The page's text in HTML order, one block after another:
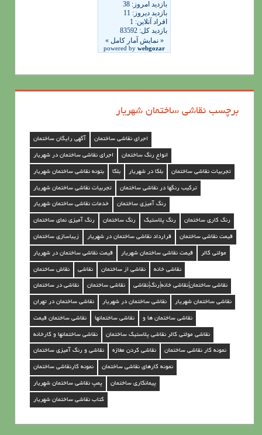
ش
ی
س
ن
د
ر
برچسب نقاشی ساختمان شهریار
آگهی رایگان ساختمان اجرای نقاشی ساختمان
اجرای نقاشی ساختمان در شهریار انواع رنگ ساختمان
بتونه نقاشی ساختمان شهریار بلکا بلکا در شهریار تجربیات نقاشی ساختمان
تجربیات نقاشی ساختمان شهریار ترکیب رنگها در نقاشی ساختمان
خدمات نقاشی ساختمان شهریار رنگ آمیزی ساختمان
رنگ آمیزی نمای ساختمان رنگ ساختمان رنگ پلاستیک رنگ کاری ساختمان
زیباسازی ساختمان قرارداد نقاشی ساختمان در شهریار قیمت نقاشی ساختمان
قیمت نقاشی ساختمان در شهریار قیمت نقاشی ساختمان شهریار مولتی کالر
نقاش ساختمان نقاشی نقاشی از ساختمان نقاشی خانه
نقاشی در ساختمان نقاشی ساختمان نقاشی ساختمان|نقاشی خانه|رنگ|نقاشی
نقاشی ساختمان در تهران نقاشی ساختمان در شهریار نقاشی ساختمان شهریار
نقاشی ساختمان قیمت نقاشی ساختمانها نقاشی ساختمان ها و
نقاشی ساختمانها و کارخانه نقاشی مولتی کالر نقاشی پلاستیک ساختمان
نقاشی و رنگ آمیزی ساختمان نقاشی کردن مغازه نمونه کار نقاشی ساختمان
نمونه کارنقاشی ساختمان نمونه کارهای نقاشی ساختمان
پمپ نقاشی ساختمان شهریار پیمانکاری ساختمان
کتاب نقاشی ساختمان شهریار